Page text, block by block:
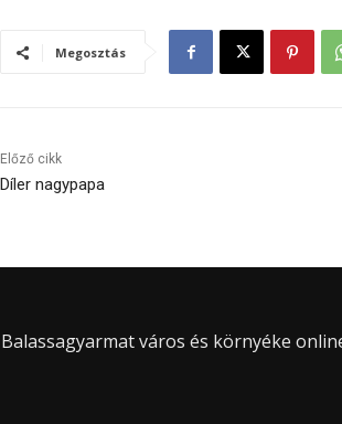
Megosztás
Előző cikk
Díler nagypapa
Balassagyarmat város és környéke